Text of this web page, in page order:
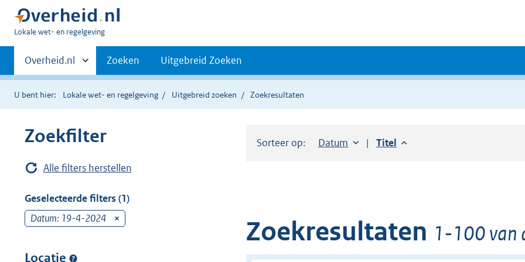
U
hier:
Lokale wet- en regelgeving
Primaire
navigatie
Andere
sites
binnen
Overheid.nl Zoeken Uitgebreid Zoeken
U bent hier: Lokale wet- en regelgeving Uitgebreid zoeken Zoekresultaten
Zoekfilter
Alle filters herstellen
Geselecteerde filters (1)
Datum: 19-4-2024
Locatie
Sorteer op: Sorteer op:
Datum aflopendSorteer op:
Titel aflopend
Zoekresultaten 1-100 van